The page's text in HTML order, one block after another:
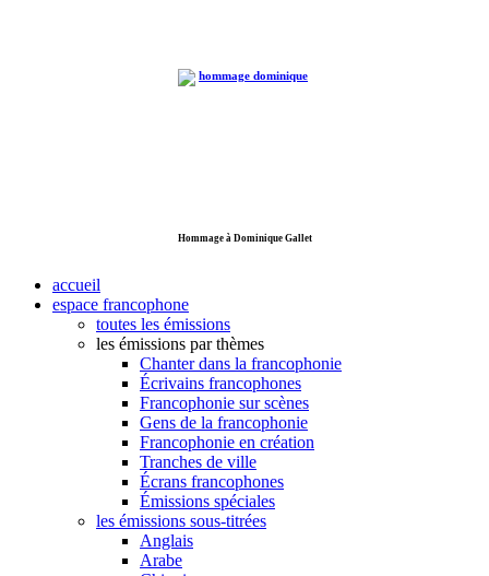
Hommage à Dominique Gallet
accueil
espace francophone
toutes les émissions
les émissions par thèmes
Chanter dans la francophonie
Écrivains francophones
Francophonie sur scènes
Gens de la francophonie
Francophonie en création
Tranches de ville
Écrans francophones
Émissions spéciales
les émissions sous-titrées
Anglais
Arabe